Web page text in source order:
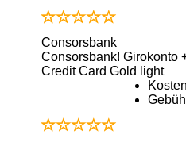
Consorsbank
Consorsbank! Girokonto
Credit Card Gold light